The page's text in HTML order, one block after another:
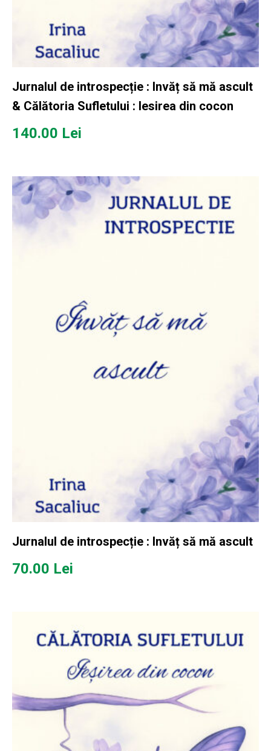
Jurnalul de introspecție : Invăț să mă ascult
& Călătoria Sufletului : Iesirea din cocon
140.00 Lei
Jurnalul de introspecție : Invăț să mă ascult
70.00 Lei